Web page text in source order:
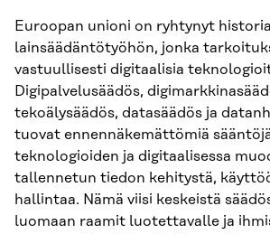
Euroopan unioni on ryhtynyt
lainsäädäntötyöhön, jonka
vastuullisesti digitaalisia
Digipalvelusäädös,
tekoälysäädös, datasäädös ja
tuovat ennennäkemättömiä
teknologioiden ja digitaalisessa
tallennetun tiedon kehitystä,
hallintaa. Nämä viisi keskeistä
luomaan raamit luotettavalle ja